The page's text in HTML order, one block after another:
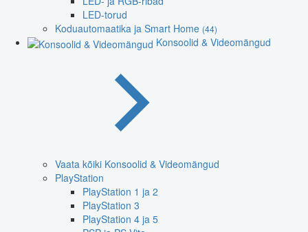
LED-torud
Koduautomaatika ja Smart Home (44)
Konsoolid & Videomängud
Vaata kõiki Konsoolid & Videomängud
PlayStation
PlayStation 1 ja 2
PlayStation 3
PlayStation 4 ja 5